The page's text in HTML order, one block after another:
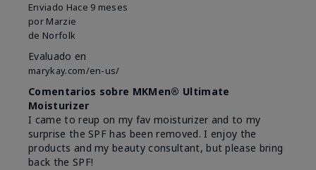
Enviado Hace 9 meses
por Marzie
de Norfolk
Evaluado en
marykay.com/en-us/
Comentarios sobre MKMen® Ultimate
Moisturizer
I came to reup on my fav moisturizer and to my
surprise the SPF has been removed. I enjoy the
products and my beauty consultant, but please bring
back the SPF!